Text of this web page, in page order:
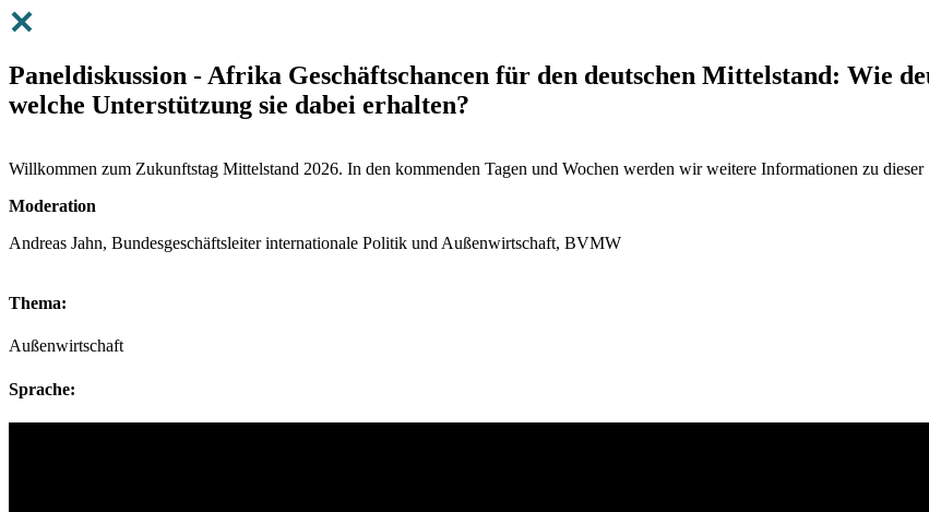
Paneldiskussion - Afrika Geschäftschancen für den deutschen Mittelstand: Wie
welche Unterstützung sie dabei erhalten?
Willkommen zum Zukunftstag Mittelstand 2026. In den kommenden Tagen und Wochen werden wir weitere Informationen zu dieser
Moderation
Andreas Jahn, Bundesgeschäftsleiter internationale Politik und Außenwirtschaft, BVMW
Thema:
Außenwirtschaft
Sprache: